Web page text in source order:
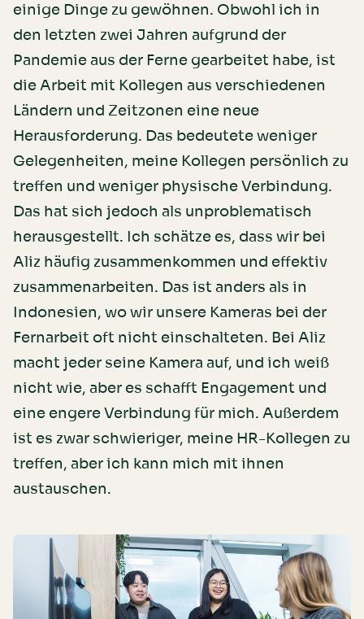
einige Dinge zu gewöhnen. Obwohl ich in
den letzten zwei Jahren aufgrund der
Pandemie aus der Ferne gearbeitet habe, ist
die Arbeit mit Kollegen aus verschiedenen
Ländern und Zeitzonen eine neue
Herausforderung. Das bedeutete weniger
Gelegenheiten, meine Kollegen persönlich zu
treffen und weniger physische Verbindung.
Das hat sich jedoch als unproblematisch
herausgestellt. Ich schätze es, dass wir bei
Aliz häufig zusammenkommen und effektiv
zusammenarbeiten. Das ist anders als in
Indonesien, wo wir unsere Kameras bei der
Fernarbeit oft nicht einschalteten. Bei Aliz
macht jeder seine Kamera auf, und ich weiß
nicht wie, aber es schafft Engagement und
eine engere Verbindung für mich. Außerdem
ist es zwar schwieriger, meine HR-Kollegen zu
treffen, aber ich kann mich mit ihnen
austauschen.